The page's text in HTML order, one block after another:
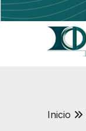
Inicio